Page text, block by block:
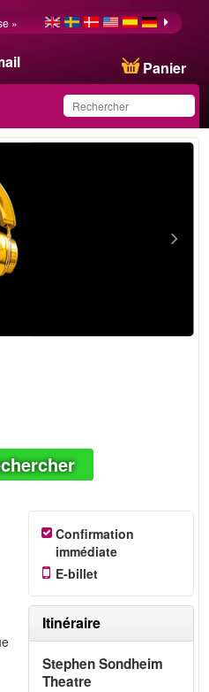
Panier
»
Confirmation
immédiate
E-billet
Itinéraire
Stephen Sondheim
Theatre